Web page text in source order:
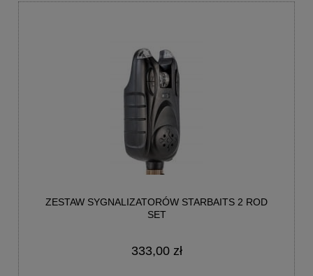
ZESTAW SYGNALIZATORÓW STARBAITS 2 ROD
SET
333,00 zł